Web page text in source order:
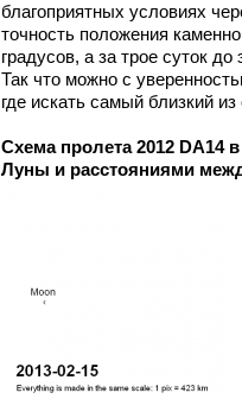
благоприятных условиях
точность положения
градусов, а за трое суток
Так что можно с
где искать самый близкий
Схема пролета 2012 DA14
Луны и расстояниями